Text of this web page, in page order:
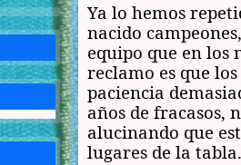
Ya lo hemos
nacido
equipo que en los
reclamo es que
paciencia
años de fracasos,
alucinando que
lugares de la tabla.